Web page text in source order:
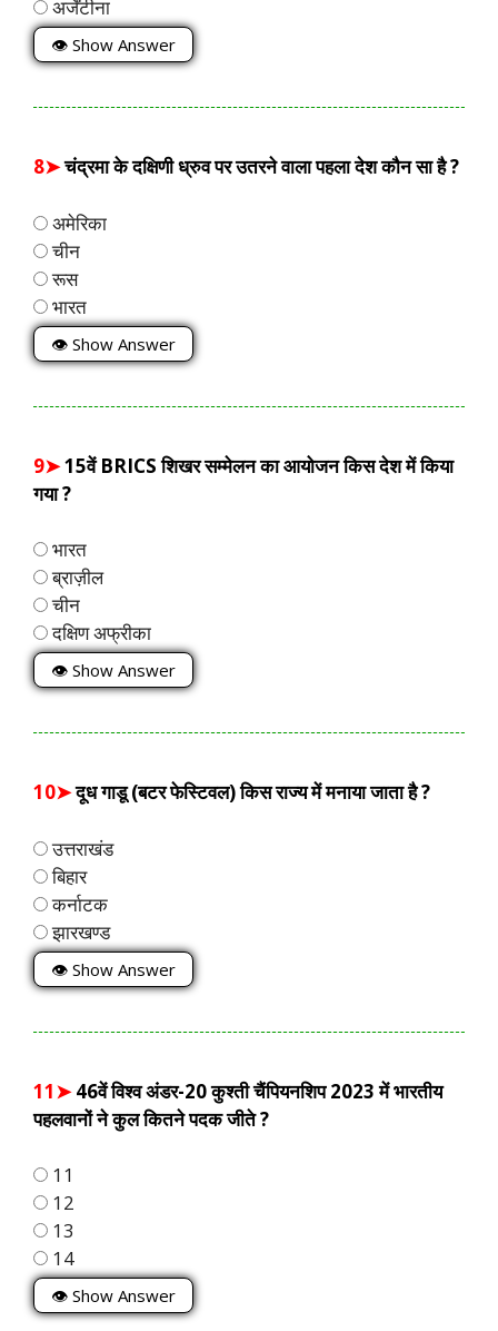
अर्जेंटीना
👁 Show Answer
8➤चंद्रमा के दक्षिणी ध्रुव पर उतरने वाला पहला देश कौन सा है ?
अमेरिका
चीन
रूस
भारत
👁 Show Answer
9➤15वें BRICS शिखर सम्मेलन का आयोजन किस देश में किया
गया ?
भारत
ब्राज़ील
चीन
दक्षिण अफ्रीका
👁 Show Answer
10➤दूध गाडू (बटर फेस्टिवल) किस राज्य में मनाया जाता है ?
उत्तराखंड
बिहार
कर्नाटक
झारखण्ड
👁 Show Answer
11➤46वें विश्व अंडर-20 कुश्ती चैंपियनशिप 2023 में भारतीय
पहलवानों ने कुल कितने पदक जीते ?
11
12
13
14
👁 Show Answer